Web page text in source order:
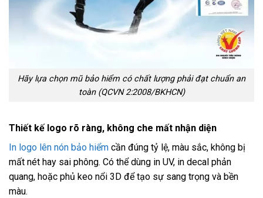
Hãy lựa chọn mũ bảo hiểm có chất lượng phải đạt chuẩn an
toàn (QCVN 2:2008/BKHCN)
Thiết kế logo rõ ràng, không che mất nhận diện
In logo lên nón bảo hiểm cần đúng tỷ lệ, màu sắc, không bị
mất nét hay sai phông. Có thể dùng in UV, in decal phản
quang, hoặc phủ keo nổi 3D để tạo sự sang trọng và bền
màu.